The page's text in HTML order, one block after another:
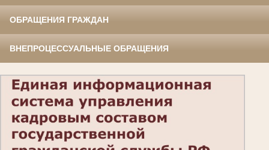
ОБРАЩЕНИЯ ГРАЖДАН
ВНЕПРОЦЕССУАЛЬНЫЕ ОБРАЩЕНИЯ